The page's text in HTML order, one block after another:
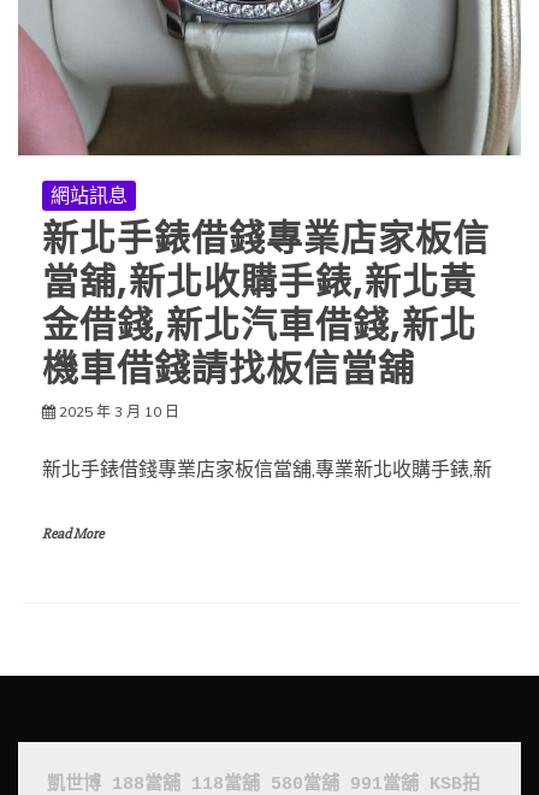
網站訊息
新北手錶借錢專業店家板信
當舖,新北收購手錶,新北黃
金借錢,新北汽車借錢,新北
機車借錢請找板信當舖
2025 年 3 月 10 日
新北手錶借錢專業店家板信當舖,專業新北收購手錶,新
Read More
凱世博 188當舖 118當舖 580當舖 991當舖 KSB拍